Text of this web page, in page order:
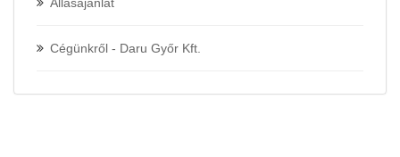
Cégünkről - Daru Győr Kft.